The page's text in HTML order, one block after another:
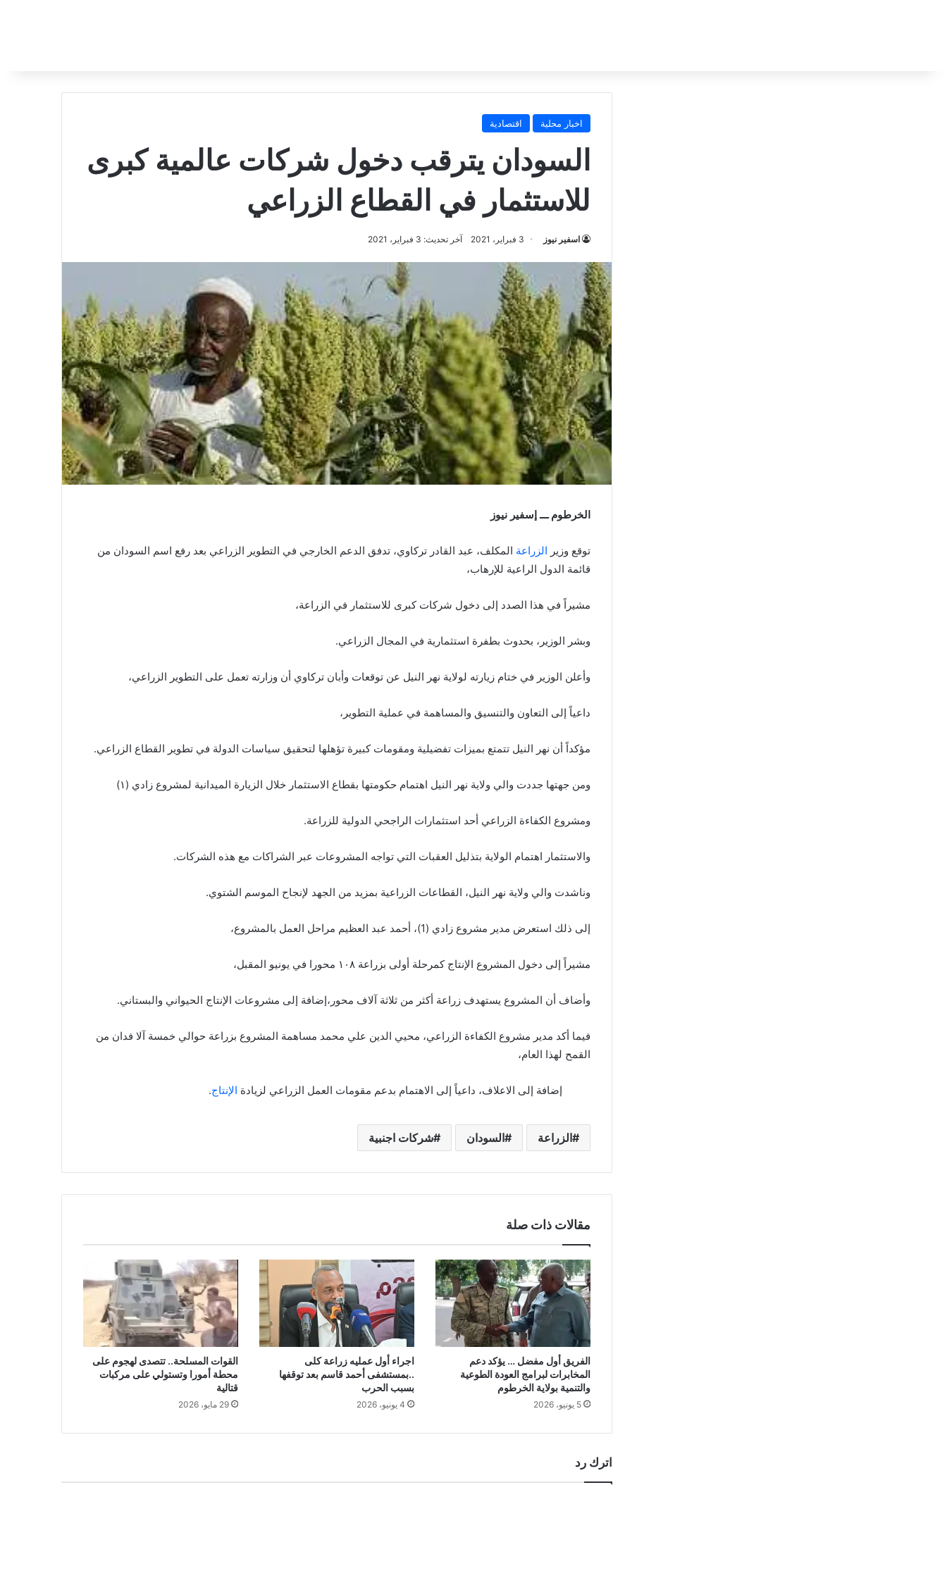
اخبار محلية اقتصادية
السودان يترقب دخول شركات عالمية كبرى
للاستثمار في القطاع الزراعي
اسفير نيوز 3 فبراير، 2021 آخر تحديث: 3 فبراير، 2021
الخرطوم ـــ إسفير نيوز
توقع وزير الزراعة المكلف، عبد القادر تركاوي، تدفق الدعم الخارجي في التطوير الزراعي بعد رفع اسم السودان من
قائمة الدول الراعية للإرهاب،
مشيراً في هذا الصدد إلى دخول شركات كبرى للاستثمار في الزراعة،
وبشر الوزير، بحدوث بطفرة استثمارية في المجال الزراعي.
وأعلن الوزير في ختام زيارته لولاية نهر النيل عن توقعات وأبان تركاوي أن وزارته تعمل على التطوير الزراعي،
داعياً إلى التعاون والتنسيق والمساهمة في عملية التطوير،
مؤكداً أن نهر النيل تتمتع بميزات تفضيلية ومقومات كبيرة تؤهلها لتحقيق سياسات الدولة في تطوير القطاع الزراعي.
ومن جهتها جددت والي ولاية نهر النيل اهتمام حكومتها بقطاع الاستثمار خلال الزيارة الميدانية لمشروع زادي (١)
ومشروع الكفاءة الزراعي أحد استثمارات الراجحي الدولية للزراعة.
والاستثمار اهتمام الولاية بتذليل العقبات التي تواجه المشروعات عبر الشراكات مع هذه الشركات.
وناشدت والي ولاية نهر النيل، القطاعات الزراعية بمزيد من الجهد لإنجاح الموسم الشتوي.
إلى ذلك استعرض مدير مشروع زادي (1)، أحمد عبد العظيم مراحل العمل بالمشروع،
مشيراً إلى دخول المشروع الإنتاج كمرحلة أولى بزراعة ١٠٨ محورا في يونيو المقبل،
وأضاف أن المشروع يستهدف زراعة أكثر من ثلاثة آلاف محور،إضافة إلى مشروعات الإنتاج الحيواني والبستاني.
فيما أكد مدير مشروع الكفاءة الزراعي، محيي الدين علي محمد مساهمة المشروع بزراعة حوالي خمسة آلا فدان من
القمح لهذا العام،
إضافة إلى الاعلاف، داعياً إلى الاهتمام بدعم مقومات العمل الزراعي لزيادة الإنتاج.
الزراعة السودان شركات اجنبية
مقالات ذات صلة
الفريق أول مفضل … يؤكد دعم
المخابرات لبرامج العودة الطوعية
والتنمية بولاية الخرطوم
5 يونيو، 2026
اجراء أول عمليه زراعة كلى
..بمستشفى أحمد قاسم بعد توقفها
بسبب الحرب
4 يونيو، 2026
القوات المسلحة.. تتصدى لهجوم على
محطة أمورا وتستولي على مركبات
قتالية
29 مايو، 2026
اترك رد